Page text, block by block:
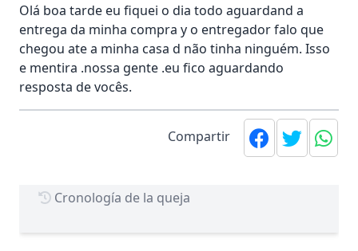
Olá boa tarde eu fiquei o dia todo aguardand a
entrega da minha compra y o entregador falo que
chegou ate a minha casa d não tinha ninguém. Isso
e mentira .nossa gente .eu fico aguardando
resposta de vocês.
Compartir
Cronología de la queja